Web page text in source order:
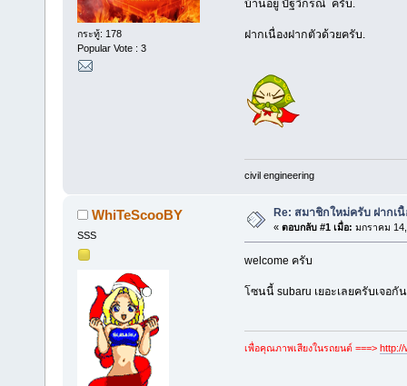
กระทู้: 178
Popular Vote : 3
บ้านอยู่ ปัฐวิกรณ์ ครับ.
ฝากเนื่องฝากตัวด้วยครับ.
civil engineering
WhiTeScooBY
SSS
Re: สมาชิกใหม่ครับ ฝากเ
« ตอบกลับ #1 เมื่อ: มกราคม
welcome ครับ
โซนนี้ subaru เยอะเลยครับเจอ
เพื่อคุณภาพเสียงในรถยนต์ ===> http://